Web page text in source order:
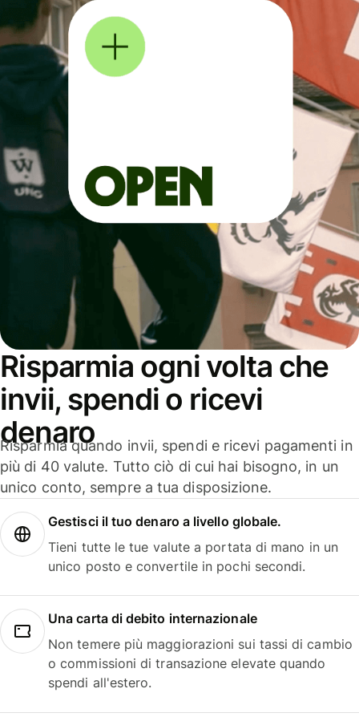
Risparmia ogni volta che
invii, spendi o ricevi
denaro
Risparmia quando invii, spendi e ricevi pagamenti in
più di 40 valute. Tutto ciò di cui hai bisogno, in un
unico conto, sempre a tua disposizione.
Gestisci il tuo denaro a livello globale.
Tieni tutte le tue valute a portata di mano in un
unico posto e convertile in pochi secondi.
Una carta di debito internazionale
Non temere più maggiorazioni sui tassi di cambio
o commissioni di transazione elevate quando
spendi all'estero.